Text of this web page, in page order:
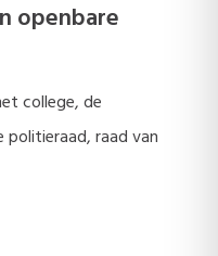
openbare
college, de
raad van